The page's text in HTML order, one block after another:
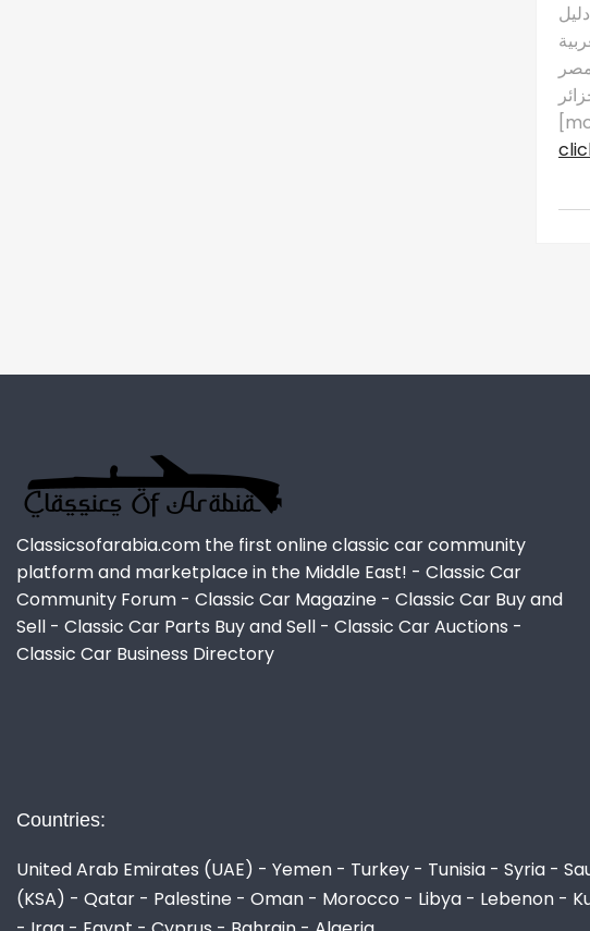
Classicsofarabia.com the first online classic car community
platform and marketplace in the Middle East! - Classic Car
Community Forum - Classic Car Magazine - Classic Car Buy and
Sell - Classic Car Parts Buy and Sell - Classic Car Auctions -
Classic Car Business Directory
Countries:
United Arab Emirates (UAE) - Yemen - Turkey - Tunisia - Syria -
(KSA) - Qatar - Palestine - Oman - Morocco - Libya - Lebenon -